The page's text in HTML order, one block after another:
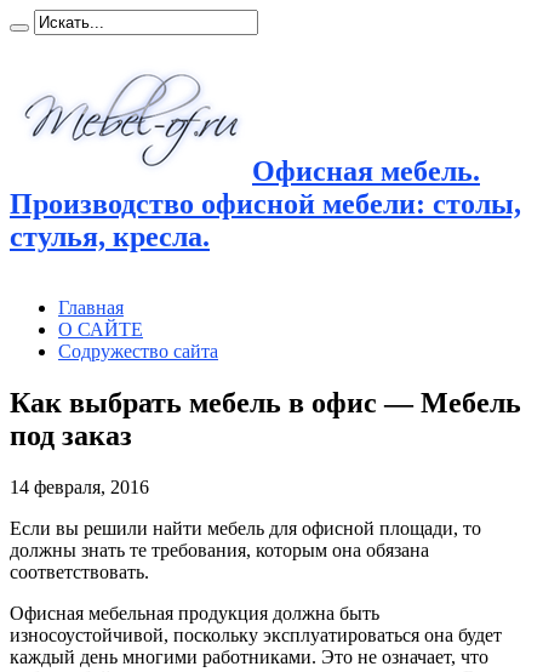
Офисная мебель.
Производство офисной мебели: столы,
стулья, кресла.
Главная
О САЙТЕ
Содружество сайта
Как выбрать мебель в офис — Мебель
под заказ
14 февраля, 2016
Если вы решили найти мебель для офисной площади, то
должны знать те требования, которым она обязана
соответствовать.
Офисная мебельная продукция должна быть
износоустойчивой, поскольку эксплуатироваться она будет
каждый день многими работниками. Это не означает, что